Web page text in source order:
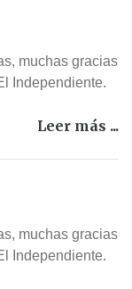
muchas gracias
Independiente.
Leer más ...
muchas gracias
Independiente.